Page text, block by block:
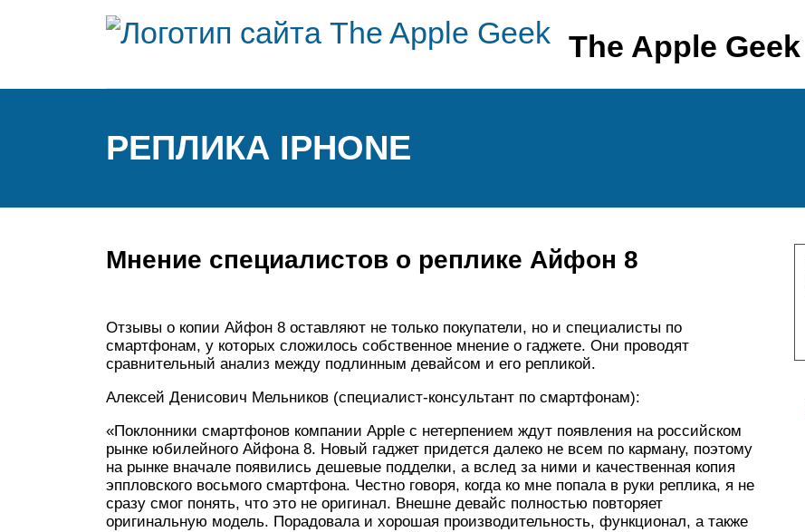
The Apple Geek
РЕПЛИКА IPHONE
Мнение специалистов о реплике Айфон 8
Отзывы о копии Айфон 8 оставляют не только покупатели, но и специалисты по
смартфонам, у которых сложилось собственное мнение о гаджете. Они проводят
сравнительный анализ между подлинным девайсом и его репликой.
Алексей Денисович Мельников (специалист-консультант по смартфонам):
«Поклонники смартфонов компании Apple с нетерпением ждут появления на российском
рынке юбилейного Айфона 8. Новый гаджет придется далеко не всем по карману, поэтому
на рынке вначале появились дешевые подделки, а вслед за ними и качественная копия
эппловского восьмого смартфона. Честно говоря, когда ко мне попала в руки реплика, я не
сразу смог понять, что это не оригинал. Внешне девайс полностью повторяет
оригинальную модель. Порадовала и хорошая производительность, функционал, а также